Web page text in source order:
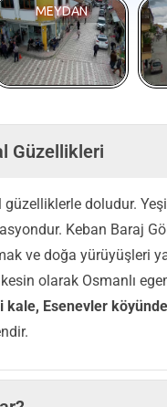
MEYDAN
Güzellikleri
güzelliklerle doludur.
Keban Baraj
ve doğa yürüyüşleri
olarak Osmanlı
kale, Esenevler